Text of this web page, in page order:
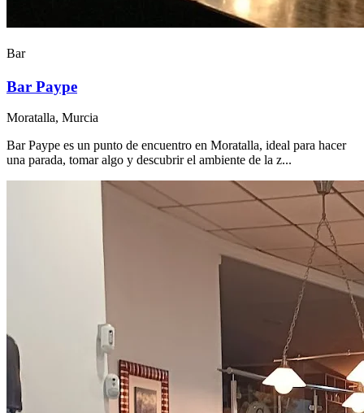
Bar
Bar Paype
Moratalla, Murcia
Bar Paype es un punto de encuentro en Moratalla, ideal para hacer
una parada, tomar algo y descubrir el ambiente de la z...